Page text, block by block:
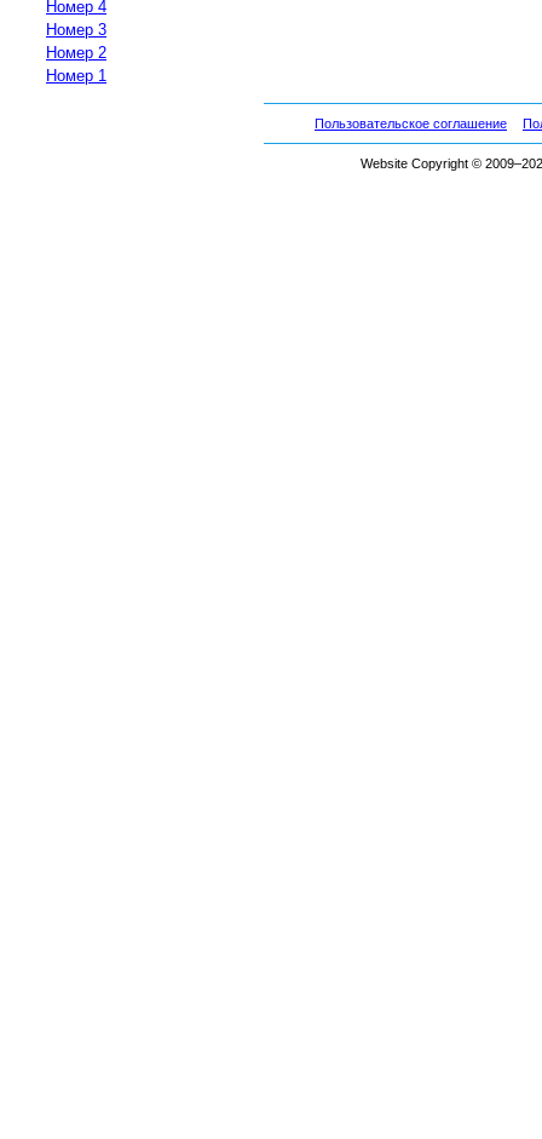
Номер 4
Номер 3
Номер 2
Номер 1
Пользовательское соглашение
Website Copyright ©